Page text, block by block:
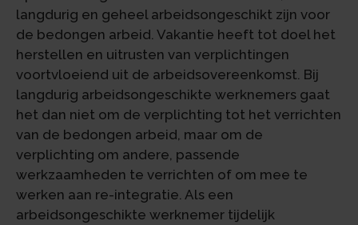
langdurig en geheel arbeidsongeschikt zijn voor
de bedongen arbeid. Vakantie heeft tot doel het
herstellen en uitrusten van verplichtingen
voortvloeiend uit de arbeidsovereenkomst. Bij
langdurig arbeidsongeschikte werknemers gaat
het dan niet om de verplichting tot het verrichten
van de bedongen arbeid, maar om de
verplichting om andere, passende
werkzaamheden te verrichten of om mee te
werken aan re-integratie. Als een
arbeidsongeschikte werknemer tijdelijk